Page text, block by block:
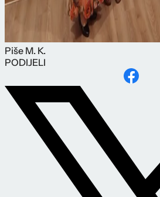
Piše M. K.
PODIJELI